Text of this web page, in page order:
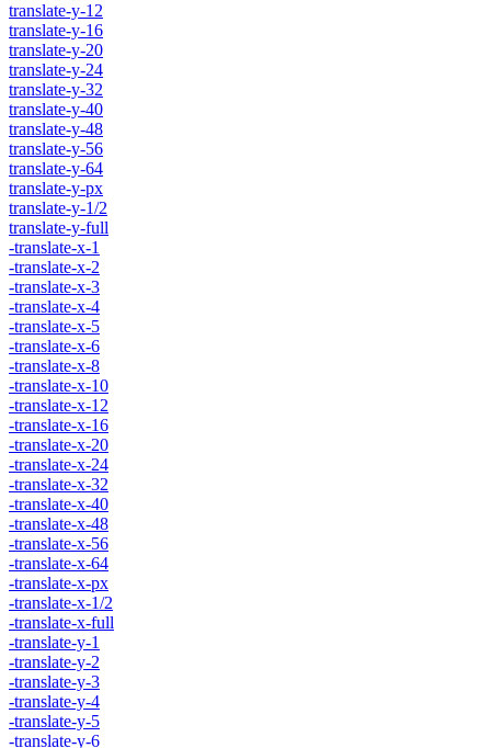
translate-y-12
translate-y-16
translate-y-20
translate-y-24
translate-y-32
translate-y-40
translate-y-48
translate-y-56
translate-y-64
translate-y-px
translate-y-1/2
translate-y-full
-translate-x-1
-translate-x-2
-translate-x-3
-translate-x-4
-translate-x-5
-translate-x-6
-translate-x-8
-translate-x-10
-translate-x-12
-translate-x-16
-translate-x-20
-translate-x-24
-translate-x-32
-translate-x-40
-translate-x-48
-translate-x-56
-translate-x-64
-translate-x-px
-translate-x-1/2
-translate-x-full
-translate-y-1
-translate-y-2
-translate-y-3
-translate-y-4
-translate-y-5
-translate-y-6